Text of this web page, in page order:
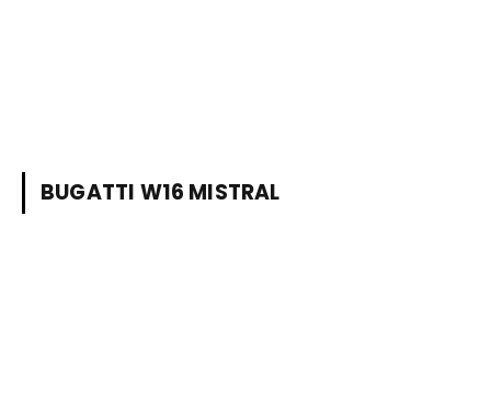
BUGATTI W16 MISTRAL